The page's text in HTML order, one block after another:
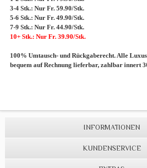
3-4 Stk.: Nur Fr. 59.90/Stk.
5-6 Stk.: Nur Fr. 49.90/Stk.
7-9 Stk.: Nur Fr. 44.90/Stk.
10+ Stk.: Nur Fr. 39.90/Stk.
100% Umtausch- und Rückgaberecht. Alle
bequem auf Rechnung lieferbar, zahlbar innert
INFORMATIONEN
KUNDENSERVICE